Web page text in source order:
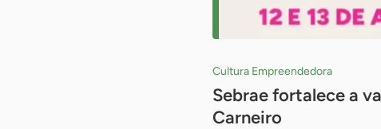
Cultura Empreendedora
Sebrae fortalece a
Carneiro